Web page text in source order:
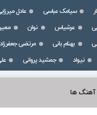
سیامک عباسی عادل
عرشیاس نوان
بهنام بانی مرتضی
نیواد
جمشید پروانی
آهنگ ها